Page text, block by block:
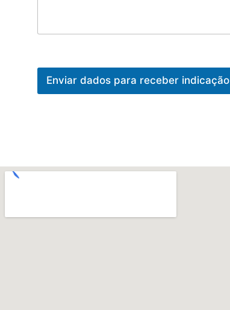
r
d
Enviar dados para receber indicação